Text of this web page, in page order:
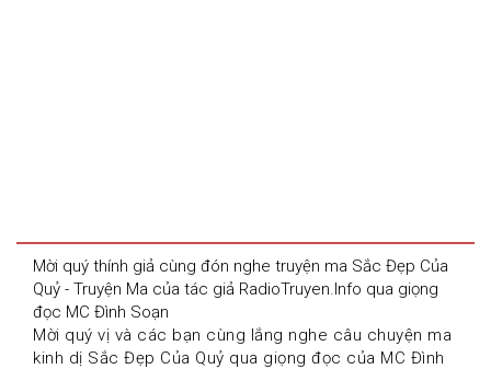
Mời quý thính giả cùng đón nghe truyện ma Sắc Đẹp Của
Quỷ - Truyện Ma của tác giả RadioTruyen.Info qua giọng
đọc MC Đình Soạn
Mời quý vị và các bạn cùng lắng nghe câu chuyện ma
kinh dị Sắc Đẹp Của Quỷ qua giọng đọc của MC Đình